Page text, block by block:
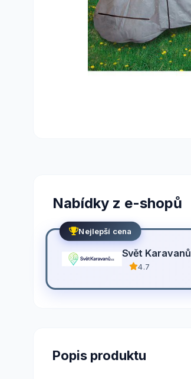
Nabídky z e-shopů
Nejlepší cena
Svět Karavanů
4.7
Popis produktu